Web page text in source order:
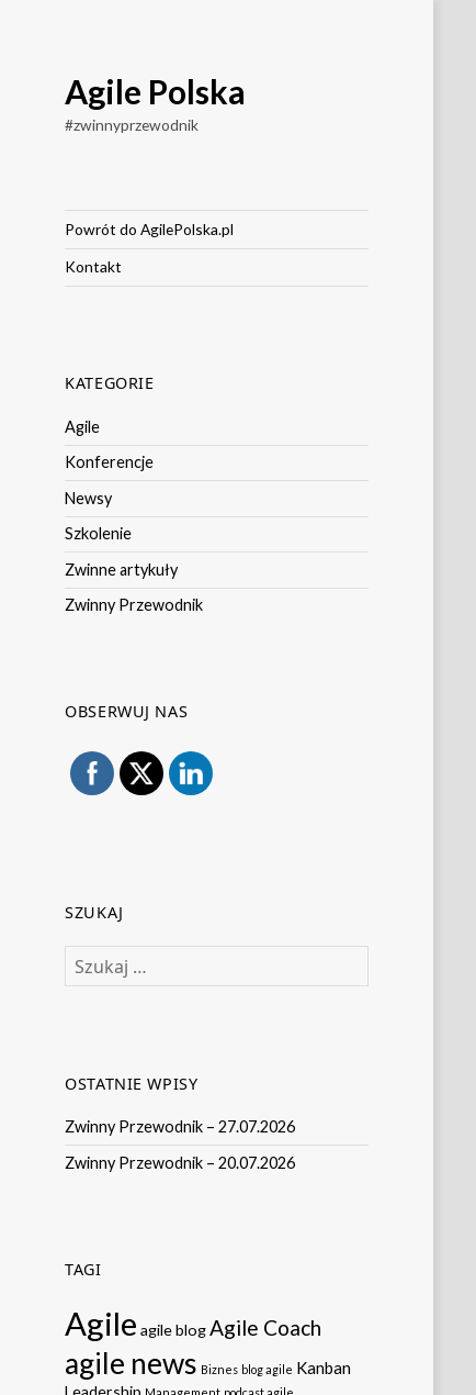
Agile Polska
#zwinnyprzewodnik
Powrót do AgilePolska.pl
Kontakt
KATEGORIE
Agile
Konferencje
Newsy
Szkolenie
Zwinne artykuły
Zwinny Przewodnik
OBSERWUJ NAS
SZUKAJ
OSTATNIE WPISY
Zwinny Przewodnik – 27.07.2026
Zwinny Przewodnik – 20.07.2026
TAGI
Agile agile blogAgile Coach
agile news Biznes blog agile Kanban